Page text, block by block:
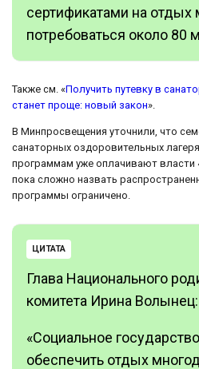
сертификатами на отдых
потребоваться около 80
Также см. «Получить путевку в
станет проще: новый закон».
В Минпросвещения уточнили, что
санаторных оздоровительных
программам уже оплачивают власти
пока сложно назвать
программы ограничено.
ЦИТАТА
Глава Национального
комитета Ирина Волынец:
«Социальное
обеспечить отдых